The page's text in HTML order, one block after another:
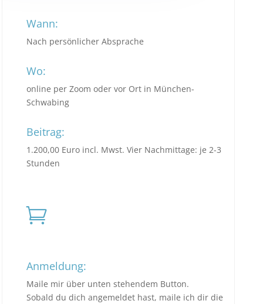
Wann:
Nach persönlicher Absprache
Wo:
online per Zoom oder vor Ort in München-
Schwabing
Beitrag:
1.200,00 Euro incl. Mwst. Vier Nachmittage: je 2-3
Stunden

Anmeldung:
Maile mir über unten stehendem Button.
Sobald du dich angemeldet hast, maile ich dir die